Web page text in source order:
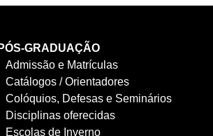
PÓS-GRADUAÇÃO
Admissão e Matrículas
Catálogos / Orientadores
Colóquios, Defesas e Seminários
Disciplinas oferecidas
Escolas de Inverno